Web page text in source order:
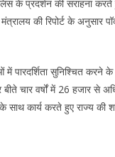
के प्रदर्शन की सराहना
की रिपोर्ट के अनुसार
में पारदर्शिता सुनिश्चित
चार वर्षों में 26 हजार से
के साथ कार्य करते हुए राज्य